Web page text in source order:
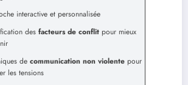
interactive et personnalisée
des facteurs de conflit pour mieux
de communication non violente pour
les tensions